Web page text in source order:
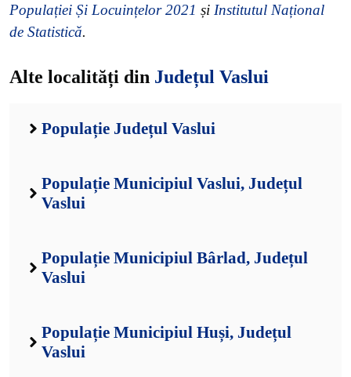
Populației Și Locuințelor 2021 și Institutul Național
de Statistică.
Alte localități din Județul Vaslui
Populație Județul Vaslui
Populație Municipiul Vaslui, Județul
Vaslui
Populație Municipiul Bârlad, Județul
Vaslui
Populație Municipiul Huși, Județul
Vaslui